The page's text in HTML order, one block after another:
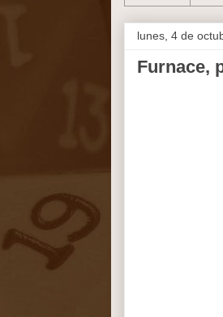
lunes, 4 de
Furnace,